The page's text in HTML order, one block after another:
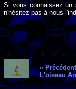
Si vous connaissez un
n'hésitez pas à nous
« Précédent
L'oiseau